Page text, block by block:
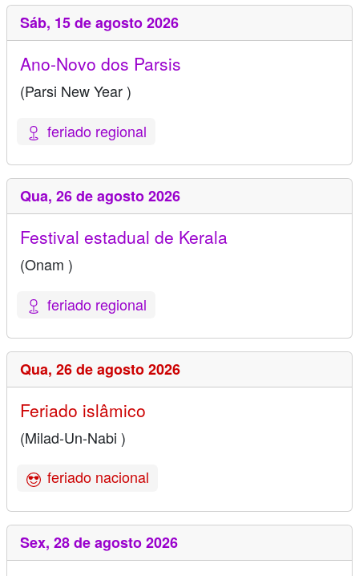
Sáb, 15 de agosto 2026
Ano-Novo dos Parsis
(Parsi New Year )
feriado regional
Qua, 26 de agosto 2026
Festival estadual de Kerala
(Onam )
feriado regional
Qua, 26 de agosto 2026
Feriado islâmico
(Milad-Un-Nabi )
feriado nacional
Sex, 28 de agosto 2026